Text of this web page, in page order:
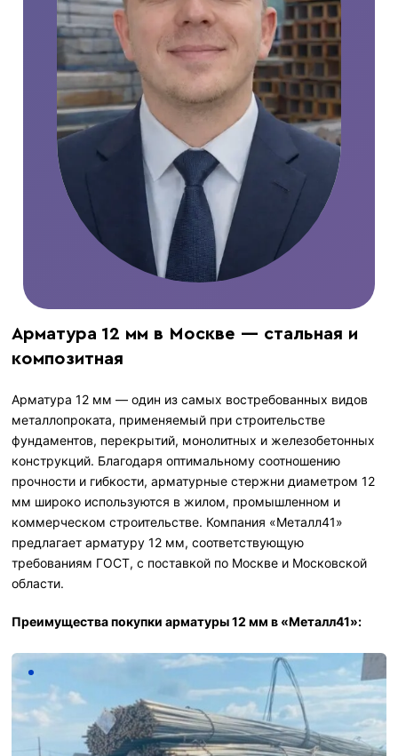
Арматура 12 мм в Москве — стальная и
композитная
Арматура 12 мм — один из самых востребованных видов
металлопроката, применяемый при строительстве
фундаментов, перекрытий, монолитных и железобетонных
конструкций. Благодаря оптимальному соотношению
прочности и гибкости, арматурные стержни диаметром 12
мм широко используются в жилом, промышленном и
коммерческом строительстве. Компания «Металл41»
предлагает арматуру 12 мм, соответствующую
требованиям ГОСТ, с поставкой по Москве и Московской
области.
Преимущества покупки арматуры 12 мм в «Металл41»: